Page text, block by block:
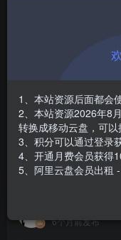
此内容为付费资源，请付
免费
安装包大小
游戏本体大小
6个月前发布
1、本站资源后面都会
2、本站资源2026年8
转换成移动云盘，可
3、积分可以通过登录
4、开通月费会员获得
5、阿里云盘会员出租